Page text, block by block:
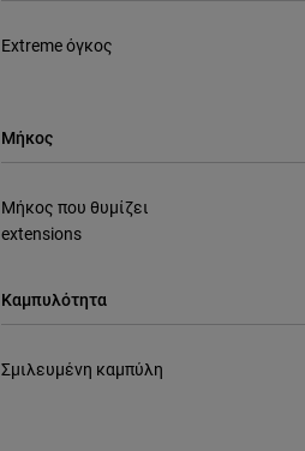
Extreme όγκος
Μήκος
Μήκος που θυμίζει
extensions
Καμπυλότητα
Σμιλευμένη καμπύλη